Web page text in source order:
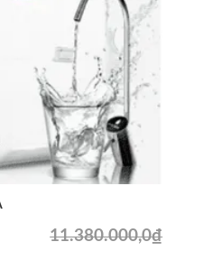
11.380.000,0₫